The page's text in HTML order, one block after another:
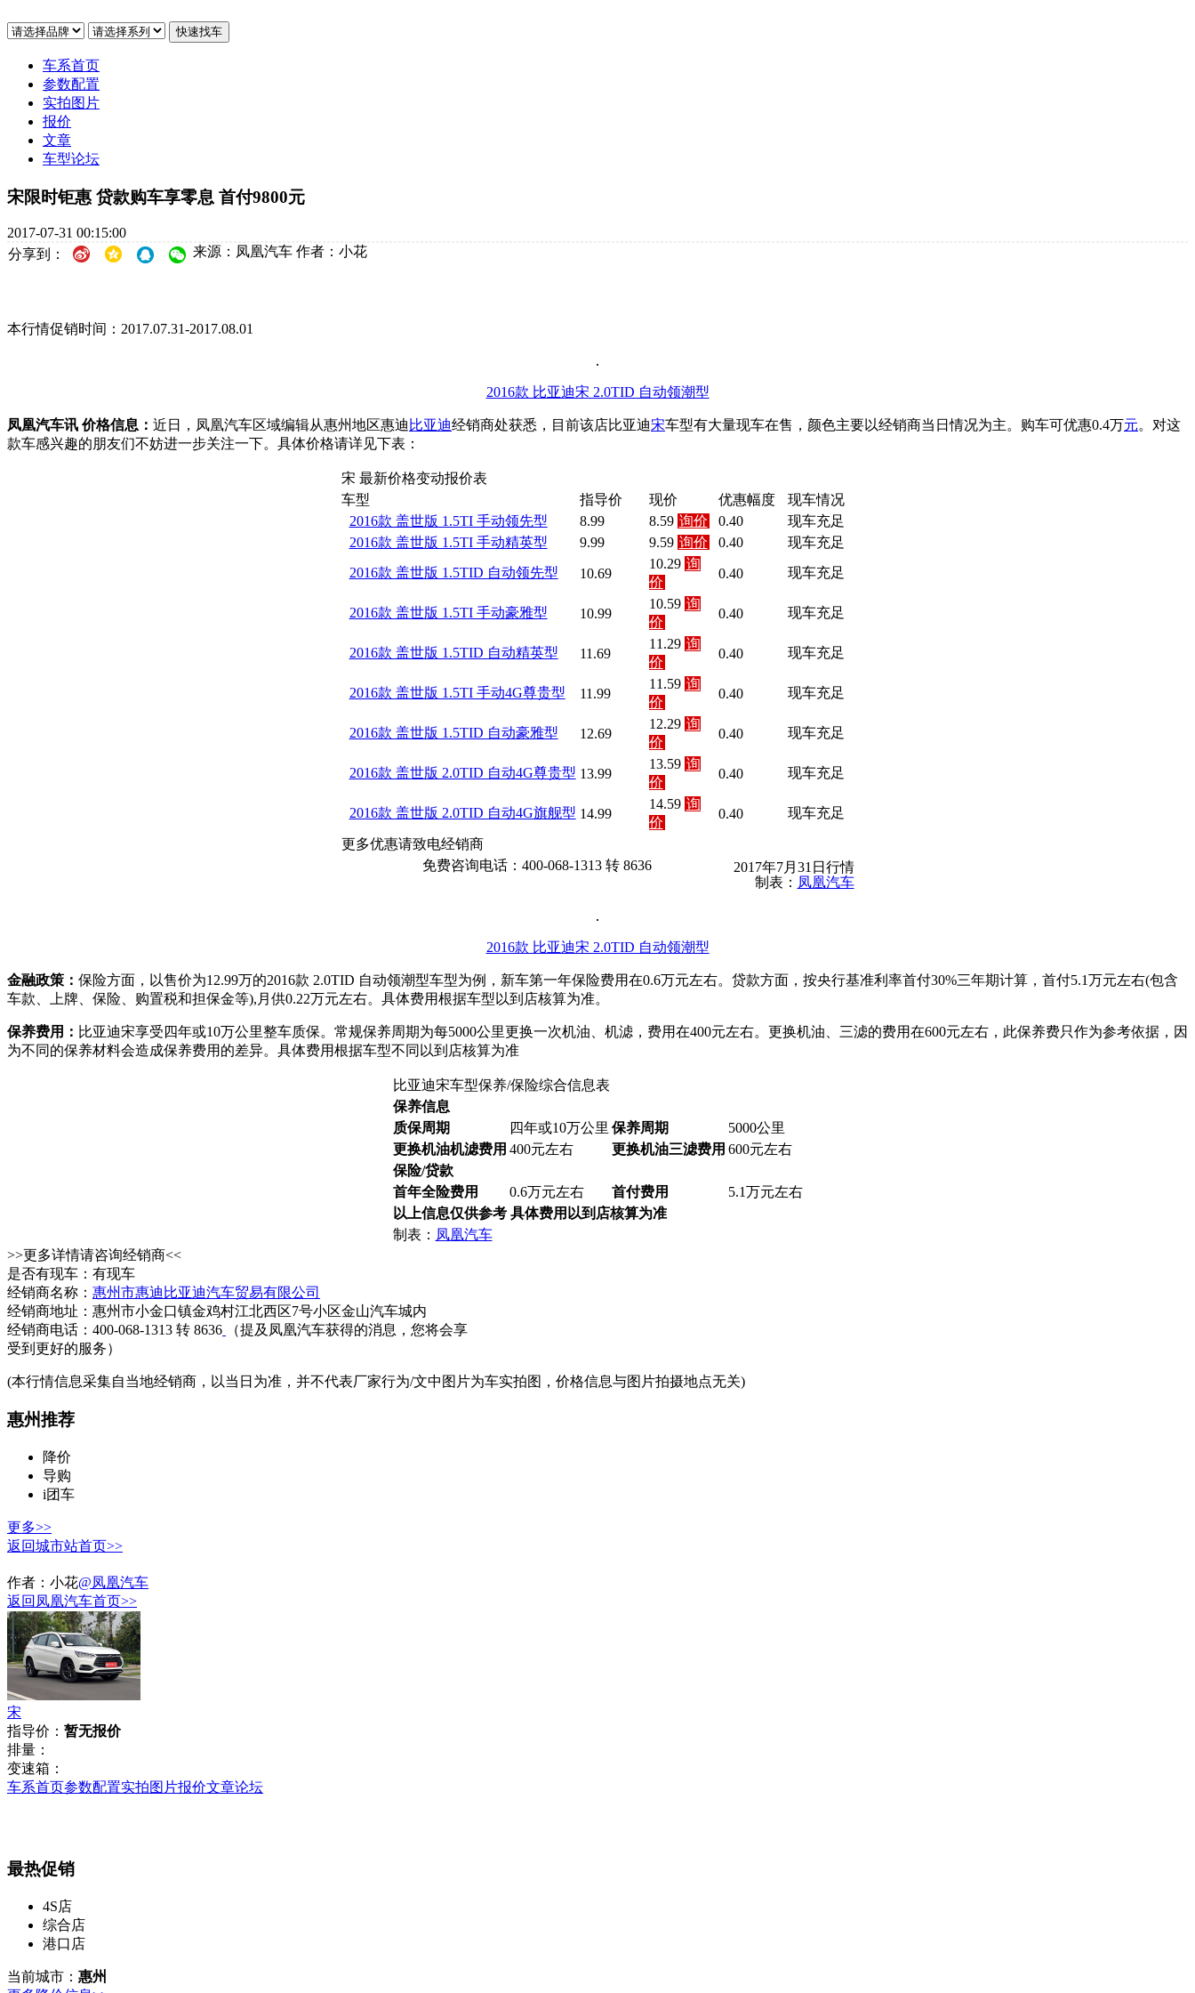
车系首页
参数配置
实拍图片
报价
文章
车型论坛
宋限时钜惠 贷款购车享零息 首付9800元
2017-07-31 00:15:00
分享到：
来源：凤凰汽车 作者：小花
本行情促销时间：2017.07.31-2017.08.01
2016款 比亚迪宋 2.0TID 自动领潮型
凤凰汽车讯 价格信息： 近日，凤凰汽车区域编辑从惠州地区惠迪 比亚迪经销商处获悉，目前该店比亚迪宋车型有大量现车在售，颜色主要以经销商当日情况为主。购车可优惠0.4万元。对这
款车感兴趣的朋友们不妨进一步关注一下。具体价格请详见下表：
宋 最新价格变动报价表
车型 指导价 现价 优惠幅度
现车情况
2016款 盖世版 1.5TI 手动领先型
8.99 8.59 询价 0.40
现车充足
2016款 盖世版 1.5TI 手动精英型
9.99 9.59 询价 0.40
现车充足
2016款 盖世版 1.5TID 自动领先型
10.69
10.29 询
价
0.40 现车充足
2016款 盖世版 1.5TI 手动豪雅型 10.99
10.59 询
价
0.40 现车充足
2016款 盖世版 1.5TID 自动精英型 11.69
11.29 询
价
0.40 现车充足
2016款 盖世版 1.5TI 手动4G尊贵型 11.99
11.59 询
价
0.40 现车充足
2016款 盖世版 1.5TID 自动豪雅型 12.69
12.29 询
价
0.40 现车充足
2016款 盖世版 2.0TID 自动4G尊贵型 13.99
13.59 询
价
0.40 现车充足
2016款 盖世版 2.0TID 自动4G旗舰型 14.99
14.59 询
价
0.40 现车充足
更多优惠请致电经销商
免费咨询电话：400-068-1313 转 8636
2017年7月31日行情
制表： 凤凰汽车
2016款 比亚迪宋 2.0TID 自动领潮型
金融政策： 保险方面，以售价为12.99万的2016款 2.0TID 自动领潮型车型为例，新车第一年保险费用在0.6万元左右。贷款方面，按央行基准利率首付30%三年期计算，首付5.1万元左右(包含
车款、上牌、保险、购置税和担保金等),月供0.22万元左右。具体费用根据车型以到店核算为准。
保养费用： 比亚迪宋享受四年或10万公里整车质保。常规保养周期为每5000公里更换一次机油、机滤，费用在400元左右。更换机油、三滤的费用在600元左右，此保养费只作为参考依据，因
为不同的保养材料会造成保养费用的差异。具体费用根据车型不同以到店核算为准
比亚迪宋车型保养/保险综合信息表
保养信息
质保周期
四年或10万公里 保养周期
5000公里
更换机油机滤费用 400元左右 更换机油三滤费用 600元左右
保险/贷款
首年全险费用
0.6万元左右 首付费用
5.1万元左右
以上信息仅供参考 具体费用以到店核算为准
制表： 凤凰汽车
>>更多详情请咨询经销商<<
是否有现车：有现车
经销商名称： 惠州市惠迪比亚迪汽车贸易有限公司
经销商地址：惠州市小金口镇金鸡村江北西区7号小区金山汽车城内
经销商电话：400-068-1313 转 8636
（提及凤凰汽车获得的消息，您将会享
受到更好的服务）
(本行情信息采集自当地经销商，以当日为准，并不代表厂家行为/文中图片为车实拍图，价格信息与图片拍摄地点无关)
惠州推荐
降价
导购
i团车
更多>>
返回城市站首页>>
作者： 小花@凤凰汽车
返回凤凰汽车首页>>
宋
指导价： 暂无报价
排量：
变速箱：
车系首页参数配置实拍图片报价文章论坛
最热促销
4S店
综合店
港口店
当前城市： 惠州